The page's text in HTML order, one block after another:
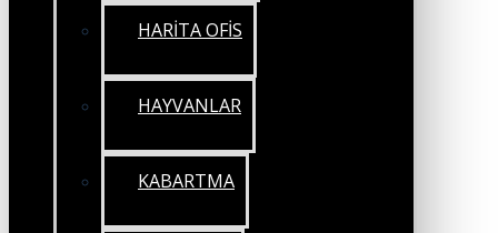
HARİTA OFİS
HAYVANLAR
KABARTMA